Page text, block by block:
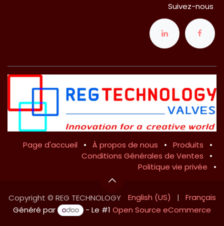
Suivez-nous
Page d'accueil • À propos de nous • Produits
•
Conditions Générales de Ventes
•
Politique vie privée
•
Copyright © REG TECHNOLOGY English (US) |
Français
Généré par
- Le #1 Open Source eCommerce